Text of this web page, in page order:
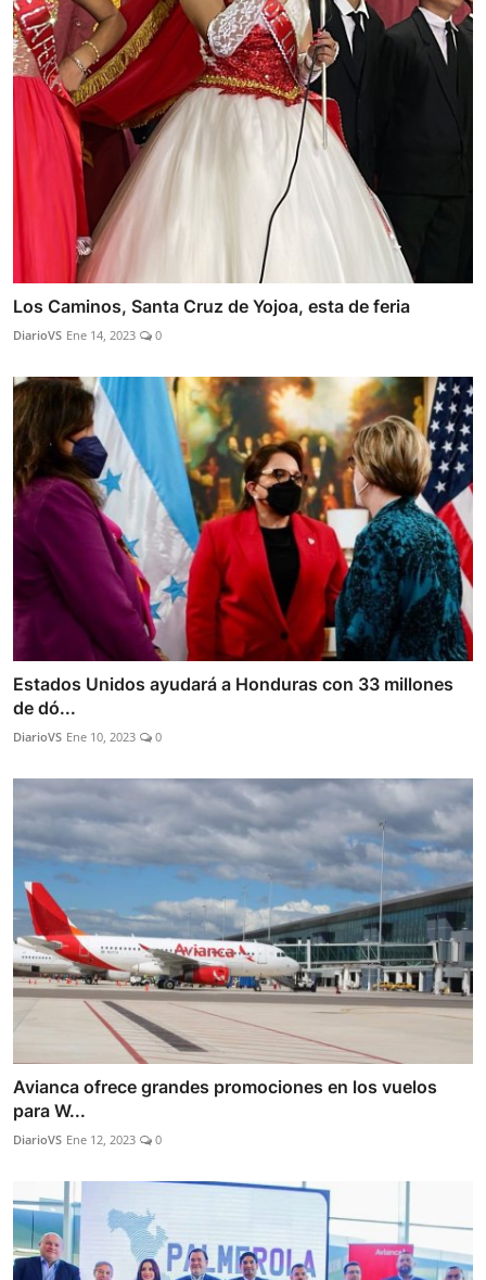
Los Caminos, Santa Cruz de Yojoa, esta de feria
DiarioVS Ene 14, 2023 0
Estados Unidos ayudará a Honduras con 33 millones
de dó...
DiarioVS Ene 10, 2023 0
Avianca ofrece grandes promociones en los vuelos
para W...
DiarioVS Ene 12, 2023 0